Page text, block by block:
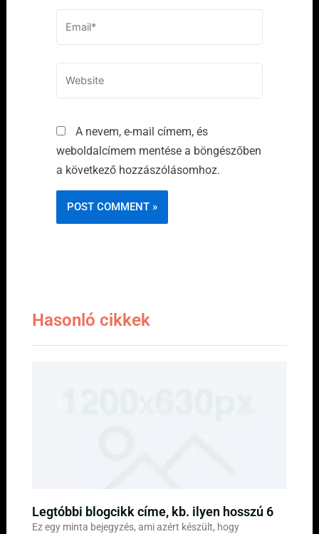
A nevem, e-mail címem, és
weboldalcímem mentése a böngészőben
a következő hozzászólásomhoz.
Hasonló cikkek
Legtóbbi blogcikk címe, kb. ilyen hosszú 6
Ez egy minta bejegyzés, ami azért készült, hogy